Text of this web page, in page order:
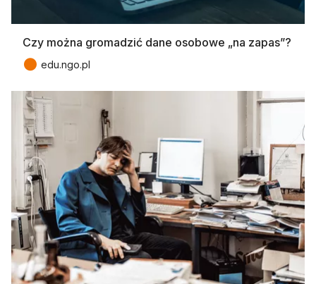
Czy można gromadzić dane osobowe „na zapas”?
● edu.ngo.pl